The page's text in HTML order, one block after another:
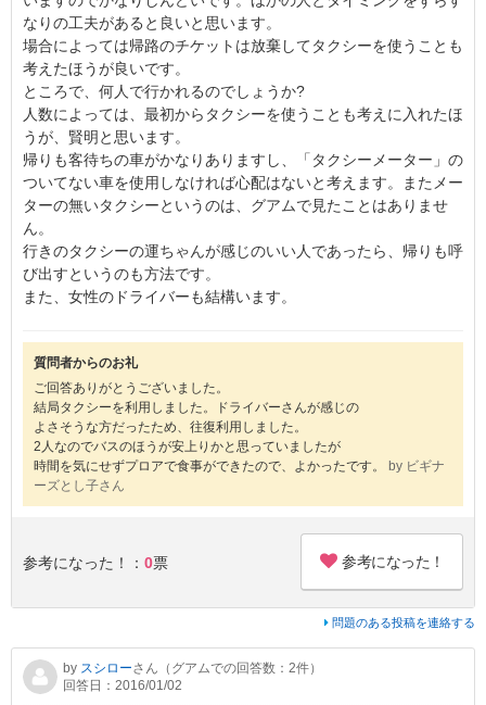
なりの工夫があると良いと思います。
場合によっては帰路のチケットは放棄してタクシーを使うことも
考えたほうが良いです。
ところで、何人で行かれるのでしょうか?
人数によっては、最初からタクシーを使うことも考えに入れたほ
うが、賢明と思います。
帰りも客待ちの車がかなりありますし、「タクシーメーター」の
ついてない車を使用しなければ心配はないと考えます。またメー
ターの無いタクシーというのは、グアムで見たことはありませ
ん。
行きのタクシーの運ちゃんが感じのいい人であったら、帰りも呼
び出すというのも方法です。
また、女性のドライバーも結構います。
質問者からのお礼
ご回答ありがとうございました。
結局タクシーを利用しました。ドライバーさんが感じの
よさそうな方だったため、往復利用しました。
2人なのでバスのほうが安上りかと思っていましたが
時間を気にせずプロアで食事ができたので、よかったです。 by ビギナ
ーズとし子さん
参考になった！： 0票 参考になった！
問題のある投稿を連絡する
by スシローさん（グアムでの回答数：2件）
回答日：2016/01/02